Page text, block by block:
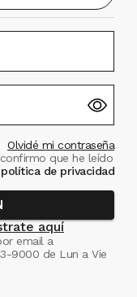
Olvidé mi contraseña
que he leído
de privacidad
aquí
email a
9000 de Lun a Vie